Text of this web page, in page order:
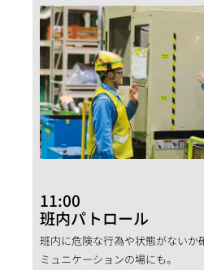
11:00
班内パトロール
班内に危険な行為や状態がないか
ミュニケーションの場にも。